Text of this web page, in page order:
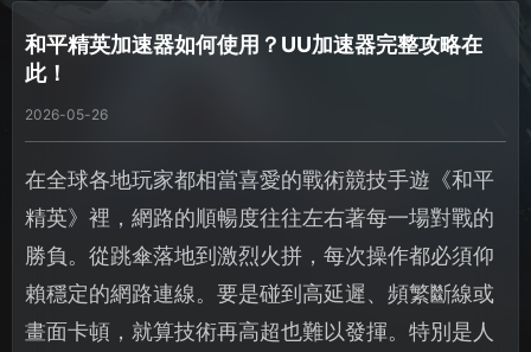
和平精英加速器如何使用？UU加速器完整攻略在
此！
2026-05-26
在全球各地玩家都相當喜愛的戰術競技手遊《和平
精英》裡，網路的順暢度往往左右著每一場對戰的
勝負。從跳傘落地到激烈火拼，每次操作都必須仰
賴穩定的網路連線。要是碰到高延遲、頻繁斷線或
畫面卡頓，就算技術再高超也難以發揮。特別是人